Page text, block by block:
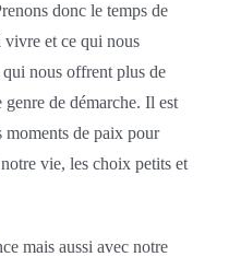
donc le temps de
vivre et ce qui nous
nous offrent plus de
de démarche. Il est
moments de paix pour
vie, les choix petits et
mais aussi avec notre